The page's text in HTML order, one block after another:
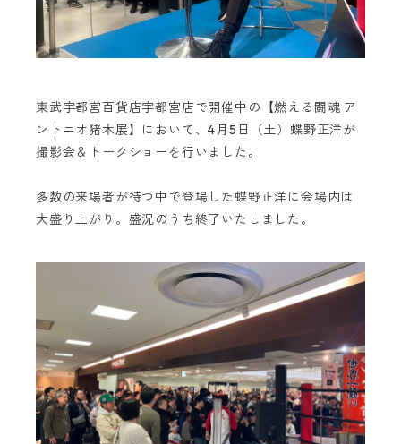
東武宇都宮百貨店宇都宮店で開催中の【燃える闘魂 ア
ントニオ猪木展】において、4月5日（土）蝶野正洋が
撮影会＆トークショーを行いました。
多数の来場者が待つ中で登場した蝶野正洋に会場内は
大盛り上がり。盛況のうち終了いたしました。